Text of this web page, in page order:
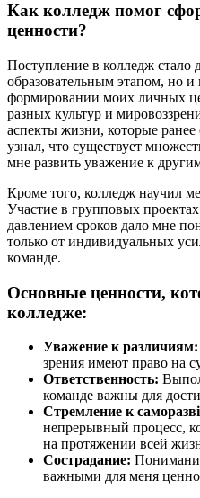
Как колледж помог
ценности?
Поступление в колледж стало
образовательным этапом, но
формировании моих личных
разных культур и
аспекты жизни, которые
узнал, что существует
мне развить уважение к
Кроме того, колледж научил
Участие в групповых
давлением сроков дало мне
только от индивидуальных
команде.
Основные ценности,
колледже:
Уважение к различиям:
зрения имеют право на
Ответственность:
команде важны для
Стремление к
непрерывный процесс,
на протяжении всей
Сострадание:
важными для меня